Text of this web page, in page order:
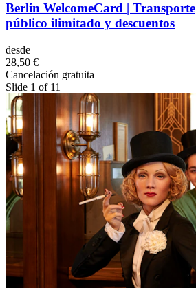
Berlin WelcomeCard | Transporte
público ilimitado y descuentos
desde
28,50 €
Cancelación gratuita
Slide 1 of 11